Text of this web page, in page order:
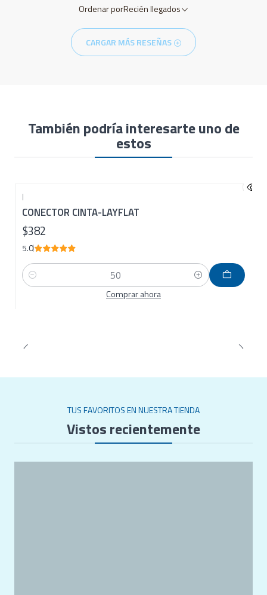
Ordenar porRecién llegados
CARGAR MÁS RESEÑAS
También podría interesarte uno de
estos
|
CONECTOR CINTA-LAYFLAT
$382
5.0
Cantidad
Comprar ahora
TUS FAVORITOS EN NUESTRA TIENDA
Vistos recientemente